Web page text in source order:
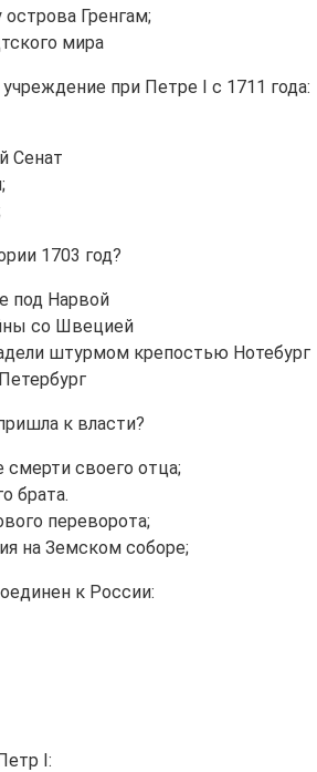
Гренгам;
мира
при Петре I с 1711 года:
Сенат
1703 год?
под Нарвой
со Швецией
штурмом крепостью Нотебург
к власти?
смерти своего отца;
брата.
переворота;
на Земском соборе;
к России:
I: